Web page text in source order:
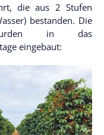
die aus 2 Stufen
bestanden. Die
wurden in das
eingebaut: